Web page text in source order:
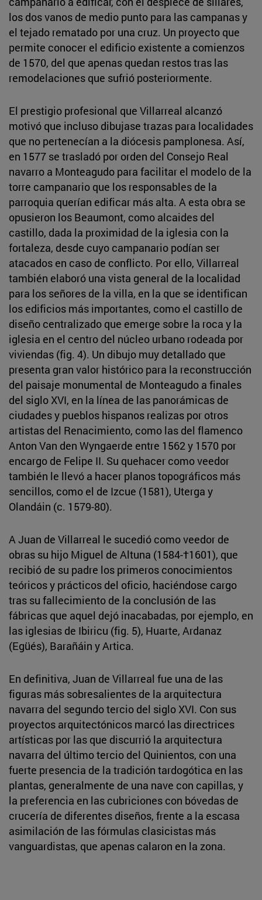
los dos vanos de medio punto para las campanas y
el tejado rematado por una cruz. Un proyecto que
permite conocer el edificio existente a comienzos
de 1570, del que apenas quedan restos tras las
remodelaciones que sufrió posteriormente.
El prestigio profesional que Villarreal alcanzó
motivó que incluso dibujase trazas para localidades
que no pertenecían a la diócesis pamplonesa. Así,
en 1577 se trasladó por orden del Consejo Real
navarro a Monteagudo para facilitar el modelo de la
torre campanario que los responsables de la
parroquia querían edificar más alta. A esta obra se
opusieron los Beaumont, como alcaides del
castillo, dada la proximidad de la iglesia con la
fortaleza, desde cuyo campanario podían ser
atacados en caso de conflicto. Por ello, Villarreal
también elaboró una vista general de la localidad
para los señores de la villa, en la que se identifican
los edificios más importantes, como el castillo de
diseño centralizado que emerge sobre la roca y la
iglesia en el centro del núcleo urbano rodeada por
viviendas (fig. 4). Un dibujo muy detallado que
presenta gran valor histórico para la reconstrucción
del paisaje monumental de Monteagudo a finales
del siglo XVI, en la línea de las panorámicas de
ciudades y pueblos hispanos realizas por otros
artistas del Renacimiento, como las del flamenco
Anton Van den Wyngaerde entre 1562 y 1570 por
encargo de Felipe II. Su quehacer como veedor
también le llevó a hacer planos topográficos más
sencillos, como el de Izcue (1581), Uterga y
Olandáin (c. 1579-80).
A Juan de Villarreal le sucedió como veedor de
obras su hijo Miguel de Altuna (1584-†1601), que
recibió de su padre los primeros conocimientos
teóricos y prácticos del oficio, haciéndose cargo
tras su fallecimiento de la conclusión de las
fábricas que aquel dejó inacabadas, por ejemplo, en
las iglesias de Ibiricu (fig. 5), Huarte, Ardanaz
(Egüés), Barañáin y Artica.
En definitiva, Juan de Villarreal fue una de las
figuras más sobresalientes de la arquitectura
navarra del segundo tercio del siglo XVI. Con sus
proyectos arquitectónicos marcó las directrices
artísticas por las que discurrió la arquitectura
navarra del último tercio del Quinientos, con una
fuerte presencia de la tradición tardogótica en las
plantas, generalmente de una nave con capillas, y
la preferencia en las cubriciones con bóvedas de
crucería de diferentes diseños, frente a la escasa
asimilación de las fórmulas clasicistas más
vanguardistas, que apenas calaron en la zona.